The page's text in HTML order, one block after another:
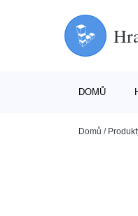
DOMŮ
Domů /